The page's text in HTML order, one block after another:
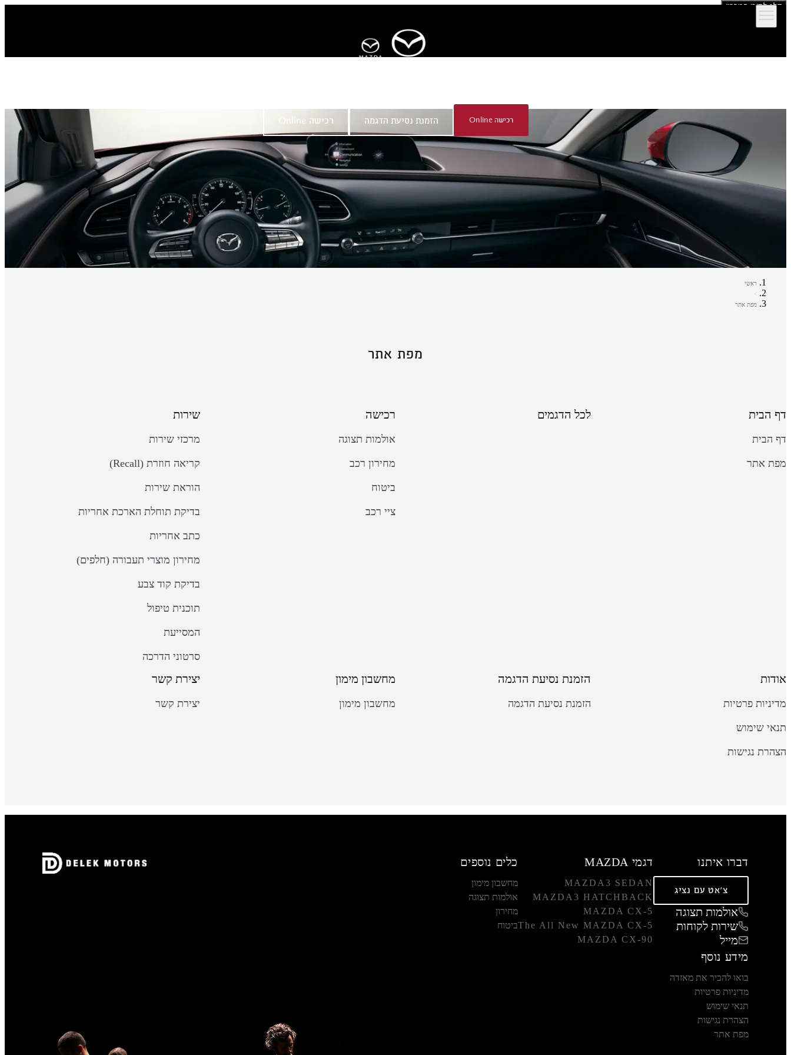
דלג לתוכן המרכזי
רכישה Online הזמנת נסיעת הדגמה רכישה Online
ראשי
מפת אתר
מפת אתר
דף הבית
דף הבית
מפת אתר
לכל הדגמים רכישה
אולמות תצוגה
מחירון רכב
ביטוח
ציי רכב
שירות
מרכזי שירות
קריאה חוזרת (Recall)
הוראת שירות
בדיקת תוחלת הארכת אחריות
כתב אחריות
מחירון מוצרי תעבורה (חלפים)
בדיקת קוד צבע
תוכנית טיפול
המסייעת
סרטוני הדרכה
אודות
מדיניות פרטיות
תנאי שימוש
הצהרת נגישות
הזמנת נסיעת הדגמה
הזמנת נסיעת הדגמה
מחשבון מימון
מחשבון מימון
יצירת קשר
יצירת קשר
דברו איתנו
צ'אט עם נציג
אולמות תצוגה
שירות לקוחות
מייל
דגמי MAZDA
MAZDA3 SEDAN
MAZDA3 HATCHBACK
MAZDA CX-5
The All New MAZDA CX-5
MAZDA CX-90
כלים נוספים
מחשבון מימון
אולמות תצוגה
מחירון
ביטוח
מידע נוסף
בואו להכיר את מאזדה
מדיניות פרטיות
תנאי שימוש
הצהרת נגישות
מפת אתר